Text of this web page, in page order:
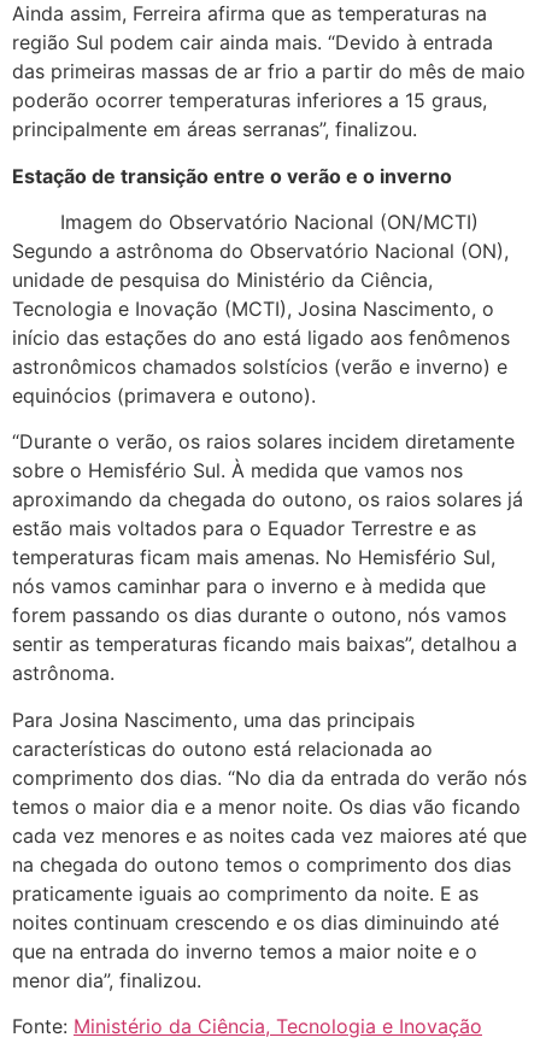
Ainda assim, Ferreira afirma que as temperaturas na
região Sul podem cair ainda mais. “Devido à entrada
das primeiras massas de ar frio a partir do mês de maio
poderão ocorrer temperaturas inferiores a 15 graus,
principalmente em áreas serranas”, finalizou.
Estação de transição entre o verão e o inverno
Imagem do Observatório Nacional (ON/MCTI)
Segundo a astrônoma do Observatório Nacional (ON),
unidade de pesquisa do Ministério da Ciência,
Tecnologia e Inovação (MCTI), Josina Nascimento, o
início das estações do ano está ligado aos fenômenos
astronômicos chamados solstícios (verão e inverno) e
equinócios (primavera e outono).
“Durante o verão, os raios solares incidem diretamente
sobre o Hemisfério Sul. À medida que vamos nos
aproximando da chegada do outono, os raios solares já
estão mais voltados para o Equador Terrestre e as
temperaturas ficam mais amenas. No Hemisfério Sul,
nós vamos caminhar para o inverno e à medida que
forem passando os dias durante o outono, nós vamos
sentir as temperaturas ficando mais baixas”, detalhou a
astrônoma.
Para Josina Nascimento, uma das principais
características do outono está relacionada ao
comprimento dos dias. “No dia da entrada do verão nós
temos o maior dia e a menor noite. Os dias vão ficando
cada vez menores e as noites cada vez maiores até que
na chegada do outono temos o comprimento dos dias
praticamente iguais ao comprimento da noite. E as
noites continuam crescendo e os dias diminuindo até
que na entrada do inverno temos a maior noite e o
menor dia”, finalizou.
Fonte: Ministério da Ciência, Tecnologia e Inovação